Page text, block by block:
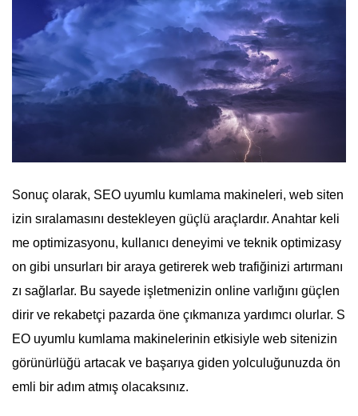
Sonuç olarak, SEO uyumlu kumlama makineleri, web siten
izin sıralamasını destekleyen güçlü araçlardır. Anahtar keli
me optimizasyonu, kullanıcı deneyimi ve teknik optimizasy
on gibi unsurları bir araya getirerek web trafiğinizi artırmanı
zı sağlarlar. Bu sayede işletmenizin online varlığını güçlen
dirir ve rekabetçi pazarda öne çıkmanıza yardımcı olurlar. S
EO uyumlu kumlama makinelerinin etkisiyle web sitenizin
görünürlüğü artacak ve başarıya giden yolculuğunuzda ön
emli bir adım atmış olacaksınız.